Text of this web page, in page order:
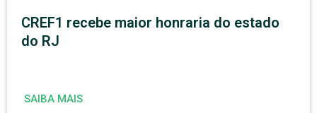
CREF1 recebe maior honraria do estado
do RJ
SAIBA MAIS